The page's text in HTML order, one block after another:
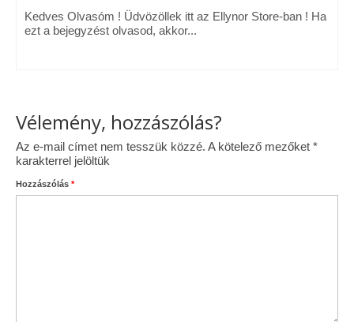
Általános Szerződési Feltételek
Kedves Olvasóm ! Üdvözöllek itt az Ellynor Store-ban ! Ha
ezt a bejegyzést olvasod, akkor...
Vélemény, hozzászólás?
Az e-mail címet nem tesszük közzé. A kötelező mezőket *
karakterrel jelöltük
Hozzászólás *